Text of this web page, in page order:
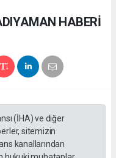
HABERİ
(İHA) ve diğer
sitemizin
kanallarından